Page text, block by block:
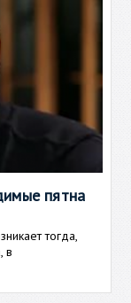
пятна
тогда,
в